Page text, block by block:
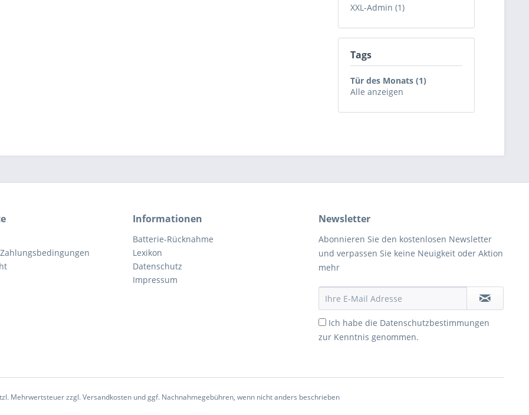
XXL-Admin (1)
Tags
Tür des Monats (1)
Alle anzeigen
Informationen
Batterie-Rücknahme
Lexikon
Datenschutz
Impressum
Newsletter
Abonnieren Sie den kostenlosen Newsletter
und verpassen Sie keine Neuigkeit oder Aktion
mehr
Ich habe die Datenschutzbestimmungen
zur Kenntnis genommen.
Mehrwertsteuer zzgl.Versandkostenund ggf. Nachnahmegebühren, wenn nicht anders beschrieben